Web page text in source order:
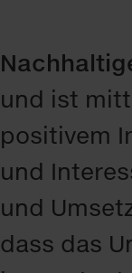
und ist
positivem
und
und
dass das